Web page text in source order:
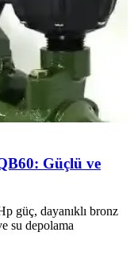
Güçlü ve
güç, dayanıklı bronz
su depolama